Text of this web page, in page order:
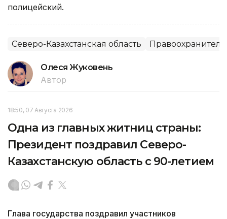
полицейский.
Северо-Казахстанская область
Олеся Жуковень
Автор
18:50, 07 Августа 2026
Одна из главных житниц страны:
Президент поздравил Северо-
Казахстанскую область с 90-летием
Глава государства поздравил участников